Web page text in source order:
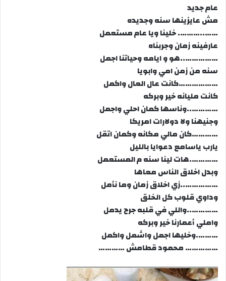
عام جديد
مش عايزينها سنه وجديده
……..………. خلينا ويا عام مستعمل
عارفينه زمان وجربناه
……………..هو و ايامه وحياتنا اجمل
سنه من زمن امي وابويا
………………كانت عال العال واكمل
كانت مليانه خير وبركه
…………..وناسها كمان احلي واجمل
وجنيهنا ولا دولارات امريكا
…………كان مالي مكانه وكمان اتقل
يارب ياسامع دعوايا بالليل
………….هات لينا سنه م المستعمل
وبدل اخلاق الناس معاها
……………..زي اخلاق زمان وما نأمل
وداوي قلوب كل الخلق
…………..واللي في قلبه جرح يدمل
واملي أعمارنا خير وبركه
……….وخليها اجمل واشمل واكمل
…………… محمود قطامش …………